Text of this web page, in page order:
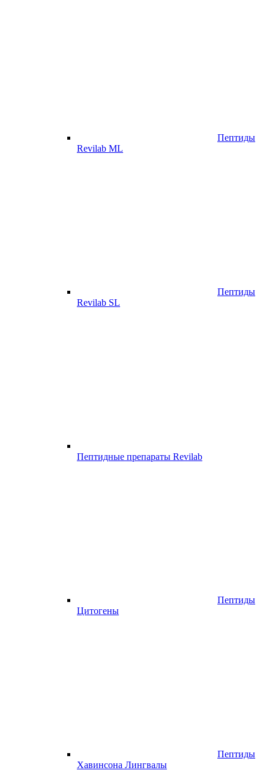
Пептиды
Revilab ML
Пептиды
Revilab SL
Пептидные препараты Revilab
Пептиды
Цитогены
Пептиды
Хавинсона Лингвалы